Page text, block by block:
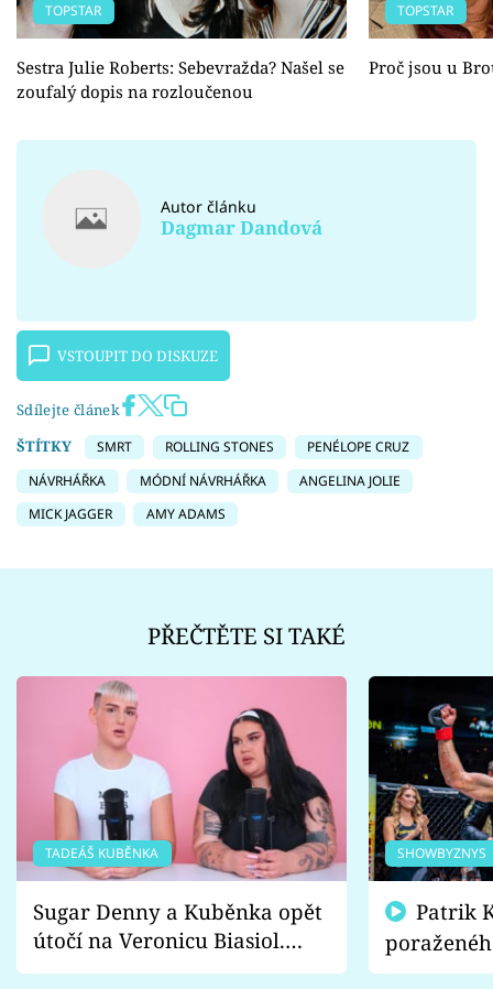
TOPSTAR
Sestra Julie Roberts: Sebevražda? Našel se
zoufalý dopis na rozloučenou
TOPSTAR
Proč jsou u
Autor článku
Dagmar Dandová
VSTOUPIT DO DISKUZE
Sdílejte článek
ŠTÍTKY
SMRT ROLLING STONES
PENÉLOPE CRUZ
NÁVRHÁŘKA
MÓDNÍ NÁVRHÁŘKA
ANGELINA JOLIE
MICK JAGGER
AMY ADAMS
PŘEČTĚTE SI TAKÉ
TADEÁŠ KUBĚNKA
Sugar Denny a Kuběnka opět
útočí na Veronicu Biasiol.
Proč je podle nich falešná a
SHOWBYZNYS
fanoušci